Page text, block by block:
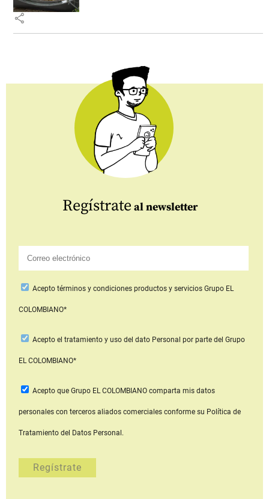
share
Regístrate al newsletter
Aceptotérminos y condiciones productos y serviciosGrupo EL
COLOMBIANO*
Acepto el tratamiento y uso del dato Personal por parte del Grupo
EL COLOMBIANO*
Acepto que Grupo EL COLOMBIANOcomparta mis datos
personales con terceros aliados comerciales conforme su Política de
Tratamiento del Datos Personal.